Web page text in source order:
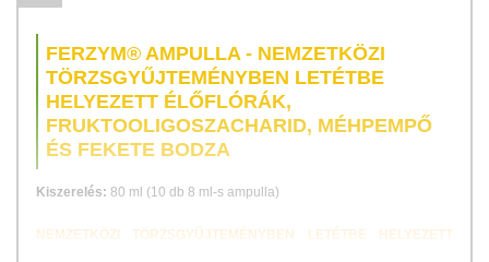
FERZYM® AMPULLA - NEMZETKÖZI
TÖRZSGYŰJTEMÉNYBEN LETÉTBE
HELYEZETT ÉLŐFLÓRÁK,
FRUKTOOLIGOSZACHARID, MÉHPEMPŐ
ÉS FEKETE BODZA
Kiszerelés: 80 ml (10 db 8 ml-s ampulla)
NEMZETKÖZI TÖRZSGYŰJTEMÉNYBEN LETÉTBE HELYEZETT